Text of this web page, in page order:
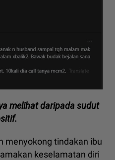
melihat daripada sudut
menyokong tindakan ibu
keselamatan diri